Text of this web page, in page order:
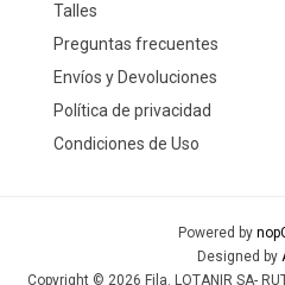
Talles
Preguntas frecuentes
Envíos y Devoluciones
Política de privacidad
Condiciones de Uso
Powered by
Designed by
Copyright © 2026 Fila. LOTANIR SA-